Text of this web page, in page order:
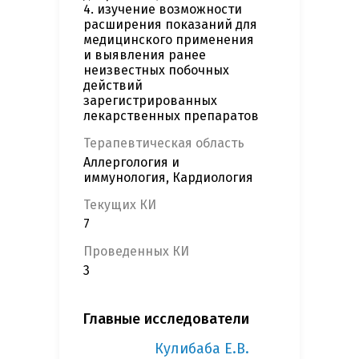
4. изучение возможности
расширения показаний для
медицинского применения
и выявления ранее
неизвестных побочных
действий
зарегистрированных
лекарственных препаратов
Терапевтическая область
Аллергология и
иммунология, Кардиология
Текущих КИ
7
Проведенных КИ
3
Главные исследователи
Кулибаба Е.В.